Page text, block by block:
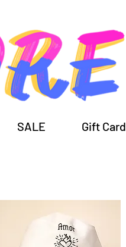
SALE Gift Card